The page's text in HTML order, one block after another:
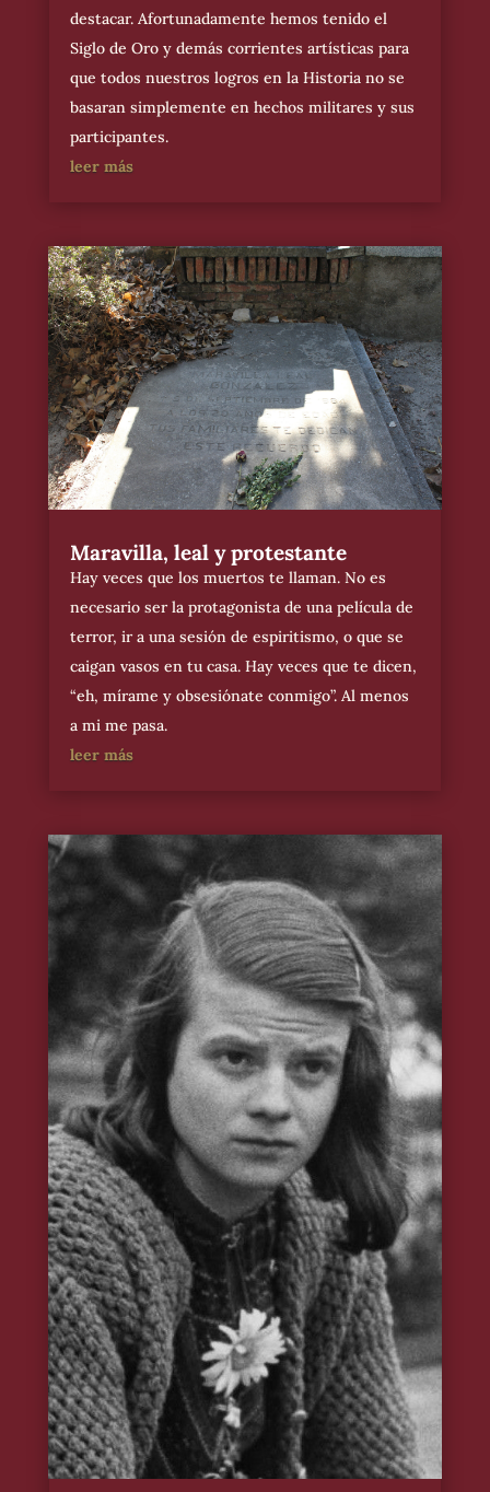
destacar. Afortunadamente hemos tenido el
Siglo de Oro y demás corrientes artísticas para
que todos nuestros logros en la Historia no se
basaran simplemente en hechos militares y sus
participantes.
leer más
Maravilla, leal y protestante
Hay veces que los muertos te llaman. No es
necesario ser la protagonista de una película de
terror, ir a una sesión de espiritismo, o que se
caigan vasos en tu casa. Hay veces que te dicen,
“eh, mírame y obsesiónate conmigo”. Al menos
a mi me pasa.
leer más